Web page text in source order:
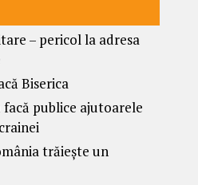
– pericol la adresa
Biserica
publice ajutoarele
trăiește un